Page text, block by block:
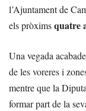
l’Ajuntament de
els pròximsquatre
Una vegada
de les voreres i
mentre que la
formar part de la